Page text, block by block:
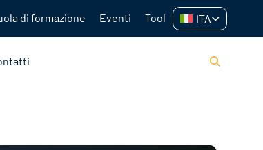
di formazione Eventi Tool ITA